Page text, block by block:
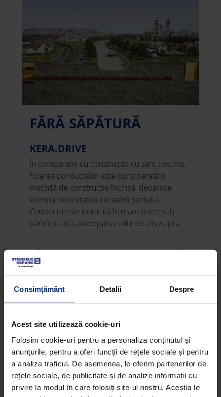
Consimțământ Detalii Despre
Acest site utilizează cookie-uri
Folosim cookie-uri pentru a personaliza conținutul și
anunțurile, pentru a oferi funcții de rețele sociale și pentru
a analiza traficul. De asemenea, le oferim partenerilor de
rețele sociale, de publicitate și de analize informații cu
privire la modul în care folosiți site-ul nostru. Aceștia le
FĂRĂ SĂPĂTURĂ
KERA.DRIVE
În comparație cu construcția cu șanț deschis,
forarea conductelor este considerată o
metodă de construcție închisă, deoarece
elimină necesitatea excavării șanțului.
Conducta este instalată în mare parte sub
pământ, fără a îndepărta solul de deasupra.
construcția fără săpătură